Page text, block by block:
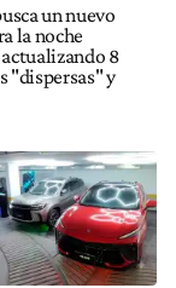
un nuevo
la noche
8
"dispersas" y